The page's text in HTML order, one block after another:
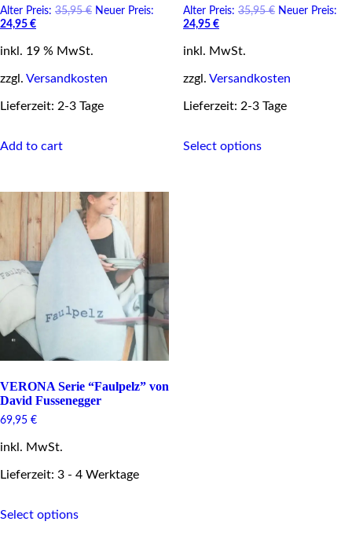
Alter Preis: 35,95€ Original
Neuer Preis:
24,95 €Current
is:
inkl. 19 % MwSt.
zzgl. Versandkosten
Lieferzeit: 2-3 Tage
Add to cart
Alter Preis: 35,95€ Original
Neuer Preis:
24,95 €Current
is:
inkl. MwSt.
zzgl. Versandkosten
Lieferzeit: 2-3 Tage
Select optionsproduct
VERONA Serie “Faulpelz” von
David Fussenegger
69,95 €
inkl. MwSt.
Lieferzeit: 3 - 4 Werktage
Select optionsproduct